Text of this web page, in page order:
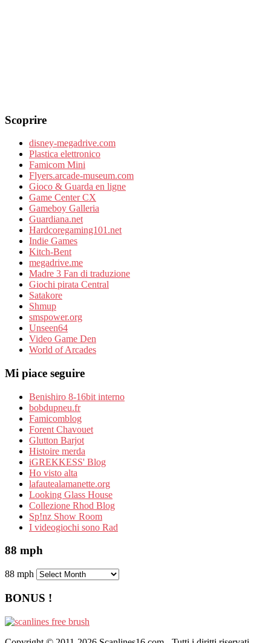
Scoprire
disney-megadrive.com
Plastica elettronico
Famicom Mini
Flyers.arcade-museum.com
Gioco & Guarda en ligne
Game Center CX
Gameboy Galleria
Guardiana.net
Hardcoregaming101.net
Indie Games
Kitch-Bent
megadrive.me
Madre 3 Fan di traduzione
Giochi pirata Central
Satakore
Shmup
smspower.org
Unseen64
Video Game Den
World of Arcades
Mi piace seguire
Benishiro 8-16bit interno
bobdupneu.fr
Famicomblog
Forent Chavouet
Glutton Barjot
Histoire merda
iGREKKESS' Blog
Ho visto alta
lafautealamanette.org
Looking Glass House
Collezione Rhod Blog
Sp!nz Show Room
I videogiochi sono Rad
88 mph
88 mph
BONUS !